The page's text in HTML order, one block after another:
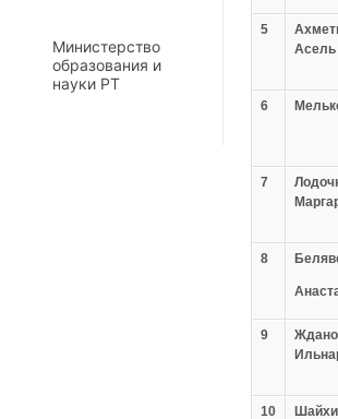
5
Асель
6
7
8
9
10
Министерство
образования и
науки РТ